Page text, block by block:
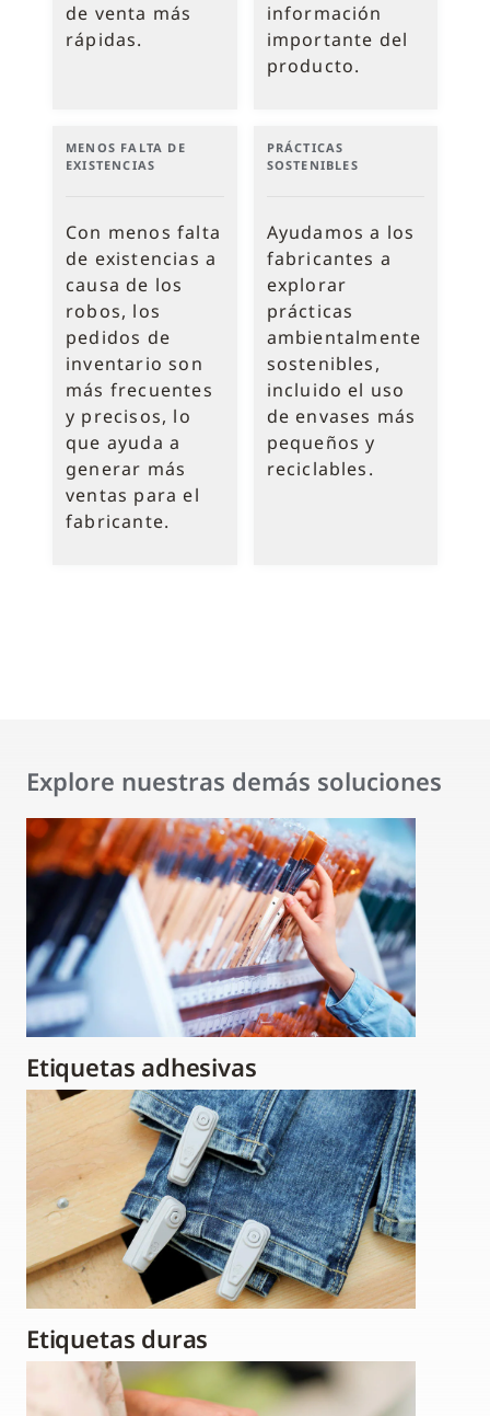
de venta más
rápidas.
información
importante del
producto.
MENOS FALTA DE
EXISTENCIAS
Con menos falta
de existencias a
causa de los
robos, los
pedidos de
inventario son
más frecuentes
y precisos, lo
que ayuda a
generar más
ventas para el
fabricante.
PRÁCTICAS
SOSTENIBLES
Ayudamos a los
fabricantes a
explorar
prácticas
ambientalmente
sostenibles,
incluido el uso
de envases más
pequeños y
reciclables.
Explore nuestras demás soluciones
Etiquetas adhesivas
Etiquetas duras